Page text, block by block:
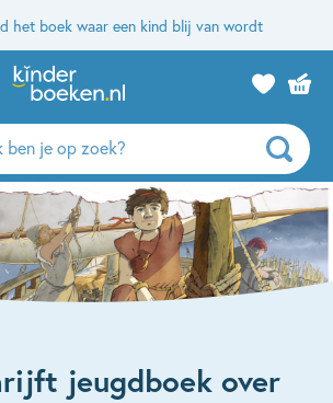
het boek waar een kind blij van wordt
jeugdboek over